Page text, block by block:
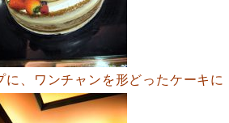
に、ワンチャンを形どったケーキに